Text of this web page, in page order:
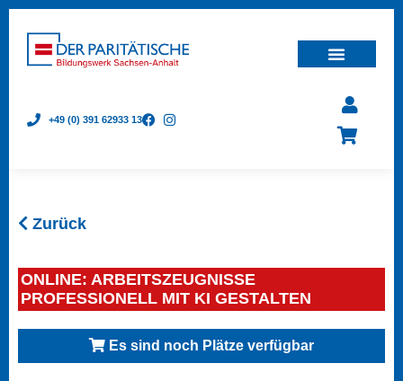
+49 (0) 391 62933 13
Zurück
ONLINE: ARBEITSZEUGNISSE
PROFESSIONELL MIT KI GESTALTEN
Es sind noch Plätze verfügbar